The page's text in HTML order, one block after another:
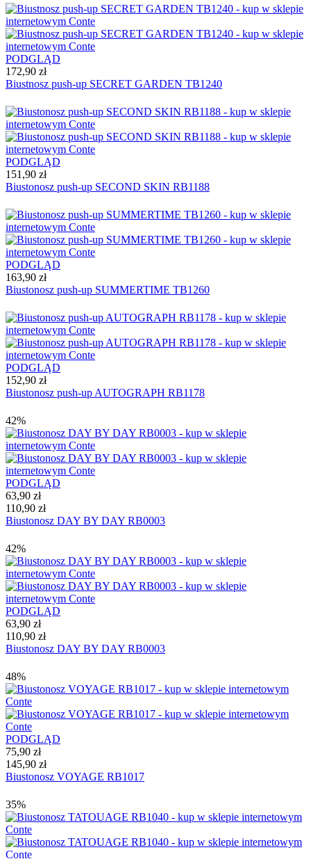
PODGLĄD
172,90 zł
Biustnosz push-up SECRET GARDEN TB1240
PODGLĄD
151,90 zł
Biustonosz push-up SECOND SKIN RB1188
PODGLĄD
163,90 zł
Biustonosz push-up SUMMERTIME TB1260
PODGLĄD
152,90 zł
Biustonosz push-up AUTOGRAPH RB1178
42%
PODGLĄD
63,90 zł
110,90 zł
Biustonosz DAY BY DAY RB0003
42%
PODGLĄD
63,90 zł
110,90 zł
Biustonosz DAY BY DAY RB0003
48%
PODGLĄD
75,90 zł
145,90 zł
Biustonosz VOYAGE RB1017
35%